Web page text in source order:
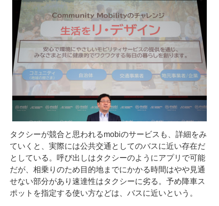
タクシーが競合と思われるmobiのサービスも、詳細をみ
ていくと、実際には公共交通としてのバスに近い存在だ
としている。呼び出しはタクシーのようにアプリで可能
だが、相乗りのため目的地までにかかる時間はやや見通
せない部分があり速達性はタクシーに劣る。予め降車ス
ポットを指定する使い方などは、バスに近いという。